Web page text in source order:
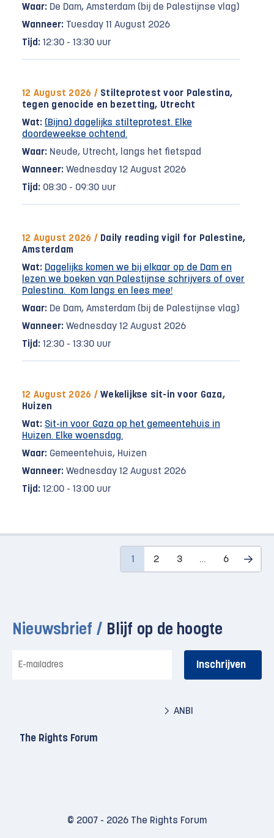
Waar: De Dam, Amsterdam (bij de Palestijnse vlag)
Wanneer: Tuesday 11 August 2026
Tijd: 12:30 - 13:30 uur
12 August 2026 / Stilteprotest voor Palestina,
tegen genocide en bezetting, Utrecht
Wat: (Bijna) dagelijks stilteprotest. Elke
doordeweekse ochtend.
Waar: Neude, Utrecht, langs het fietspad
Wanneer: Wednesday 12 August 2026
Tijd: 08:30 - 09:30 uur
12 August 2026 / Daily reading vigil for Palestine,
Amsterdam
Wat: Dagelijks komen we bij elkaar op de Dam en
lezen we boeken van Palestijnse schrijvers of over
Palestina. Kom langs en lees mee!
Waar: De Dam, Amsterdam (bij de Palestijnse vlag)
Wanneer: Wednesday 12 August 2026
Tijd: 12:30 - 13:30 uur
12 August 2026 / Wekelijkse sit-in voor Gaza,
Huizen
Wat: Sit-in voor Gaza op het gemeentehuis in
Huizen. Elke woensdag.
Waar: Gemeentehuis, Huizen
Wanneer: Wednesday 12 August 2026
Tijd: 12:00 - 13:00 uur
1 2 3 … 6
Nieuwsbrief / Blijf op de hoogte
mailadres
ANBI
The Rights Forum
© 2007 - 2026 The Rights Forum